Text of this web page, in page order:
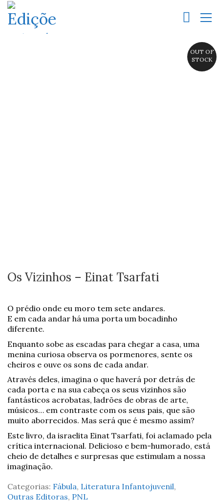
OUT OF
STOCK
Os Vizinhos – Einat Tsarfati
O prédio onde eu moro tem sete andares.
E em cada andar há uma porta um bocadinho
diferente.
Enquanto sobe as escadas para chegar a casa, uma
menina curiosa observa os pormenores, sente os
cheiros e ouve os sons de cada andar.
Através deles, imagina o que haverá por detrás de
cada porta e na sua cabeça os seus vizinhos são
fantásticos acrobatas, ladrões de obras de arte,
músicos… em contraste com os seus pais, que são
muito aborrecidos. Mas será que é mesmo assim?
Este livro, da israelita Einat Tsarfati, foi aclamado pela
crítica internacional. Delicioso e bem-humorado, está
cheio de detalhes e surpresas que estimulam a nossa
imaginação.
Categorias: Fábula, Literatura Infantojuvenil,
Outras Editoras, PNL